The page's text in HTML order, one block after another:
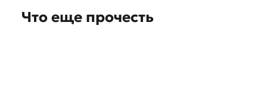
Что еще прочесть